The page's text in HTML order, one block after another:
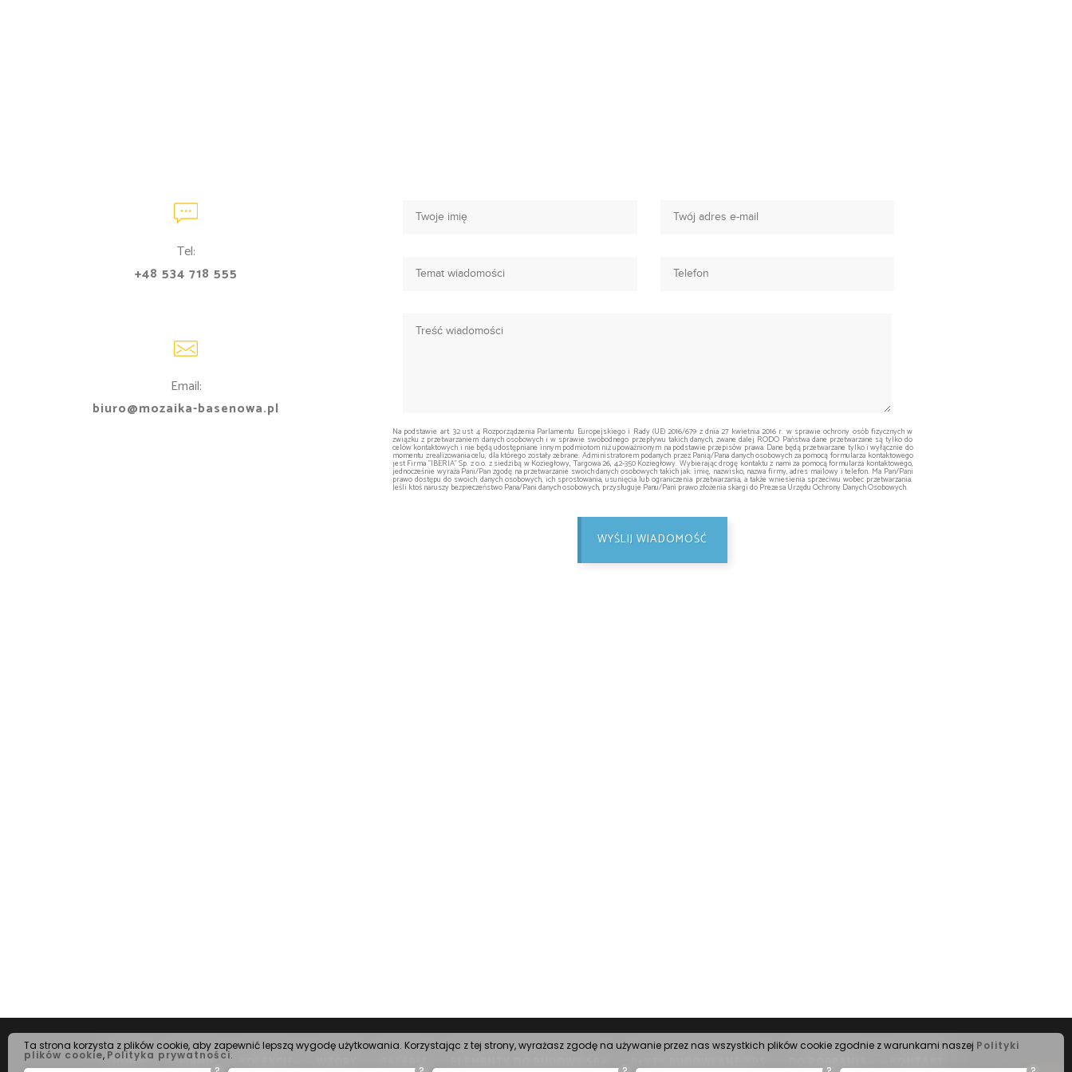
Tel:
+48 534 718 555
Email:
biuro@mozaika-basenowa.pl
Na podstawie art. 32 ust 4 Rozporządzenia Parlamentu Europejskiego i Rady (UE) 2016/679 z dnia 27 kwietnia 2016 r. w sprawie ochrony osób fizycznych w
związku z przetwarzaniem danych osobowych i w sprawie swobodnego przepływu takich danych, zwane dalej RODO Państwa dane przetwarzane są tylko do
celów kontaktowych i nie będą udostępniane innym podmiotom niż upoważnionym na podstawie przepisów prawa. Dane będą przetwarzane tylko i wyłącznie do
momentu zrealizowania celu, dla którego zostały zebrane. Administratorem podanych przez Panią/Pana danych osobowych za pomocą formularza kontaktowego
jest Firma "IBERIA" Sp. z o.o. z siedzibą w Koziegłowy, Targowa 26, 42-350 Koziegłowy. Wybierając drogę kontaktu z nami za pomocą formularza kontaktowego,
jednocześnie wyraża Pani/Pan zgodę na przetwarzanie swoich danych osobowych takich jak: imię, nazwisko, nazwa firmy, adres mailowy i telefon. Ma Pan/Pani
prawo dostępu do swoich danych osobowych, ich sprostowania, usunięcia lub ograniczenia przetwarzania, a także wniesienia sprzeciwu wobec przetwarzania.
Jeśli ktoś naruszy bezpieczeństwo Pana/Pani danych osobowych, przysługuje Panu/Pani prawo złożenia skargi do Prezesa Urzędu Ochrony Danych Osobowych.
WYŚLIJ WIADOMOŚĆ
HOME O FIRMIE
Ta strona korzysta z plików cookie, aby zapewnić lepszą wygodę użytkowania. Korzystając z tej strony, wyrażasz zgodę na używanie przez nas wszystkich plików cookie zgodnie z warunkami naszej Polityki
plików cookie, Polityka prywatności.